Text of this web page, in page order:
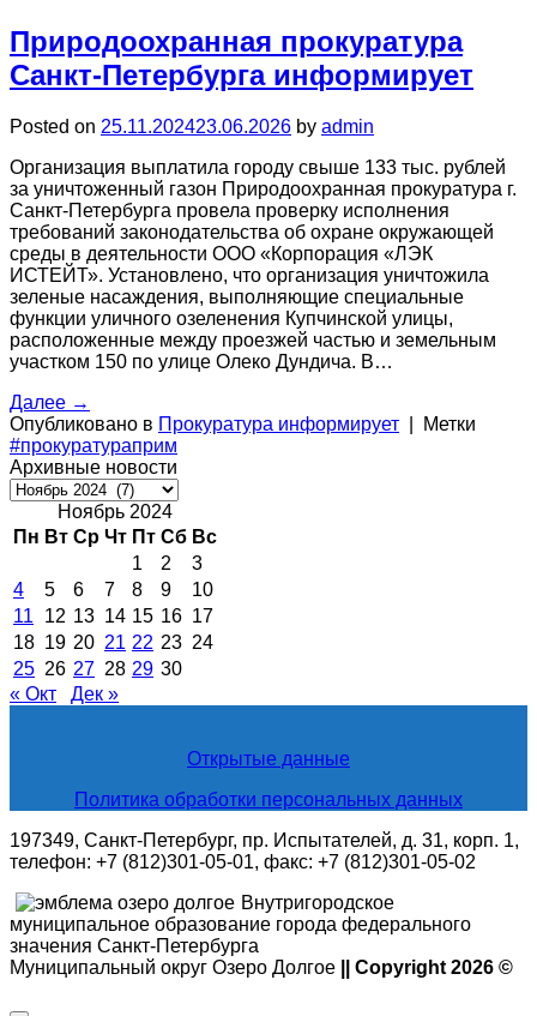
Природоохранная прокуратура
Санкт-Петербурга информирует
Posted on 25.11.202423.06.2026 by admin
Организация выплатила городу свыше 133 тыс. рублей
за уничтоженный газон Природоохранная прокуратура г.
Санкт-Петербурга провела проверку исполнения
требований законодательства об охране окружающей
среды в деятельности ООО «Корпорация «ЛЭК
ИСТЕЙТ». Установлено, что организация уничтожила
зеленые насаждения, выполняющие специальные
функции уличного озеленения Купчинской улицы,
расположенные между проезжей частью и земельным
участком 150 по улице Олеко Дундича. В…
Далее →
Опубликовано в Прокуратура информирует
Метки
#прокуратураприм
Архивные новости
Архивные
новостиНоябрь 2024
Пн Вт Ср Чт Пт Сб Вс
1
2
3
4
5 6 7 8 9
10
11
12 13 14 15 16 17
18 19 20 21 22 23 24
25 26 27 28 29 30
« Окт
Дек »
Открытые данные
Политика обработки персональных данных
197349, Санкт-Петербург, пр. Испытателей, д. 31, корп. 1,
телефон: +7 (812)301-05-01, факс: +7 (812)301-05-02
Внутригородское
муниципальное образование города федерального
значения Санкт-Петербурга
Муниципальный округ Озеро Долгое
|| Copyright 2026 ©